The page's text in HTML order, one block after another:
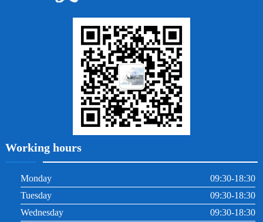
Working hours
Monday
09:30-18:30
Tuesday
09:30-18:30
Wednesday
09:30-18:30